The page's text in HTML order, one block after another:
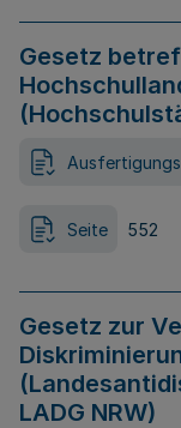
Gesetz
Seite 552
Gesetz zur
LADG NRW)